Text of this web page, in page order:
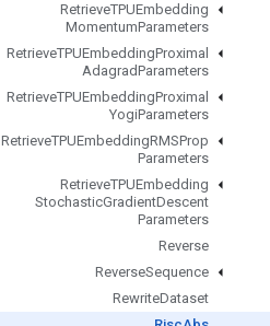
RetrieveTPUEmbedding
MomentumParameters
RetrieveTPUEmbeddingProximal
AdagradParameters
RetrieveTPUEmbeddingProximal
YogiParameters
RetrieveTPUEmbeddingRMSProp
Parameters
RetrieveTPUEmbedding
StochasticGradientDescent
Parameters
Reverse
ReverseSequence
RewriteDataset